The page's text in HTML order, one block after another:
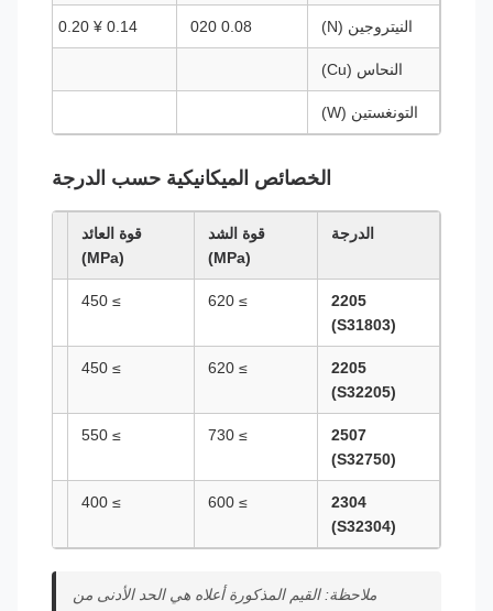
النيتروجين (N) 0.08 020
0.14 ¥ 0.20
النحاس (Cu)
التونغستين (W)
الخصائص الميكانيكية حسب الدرجة
الدرجة
قوة الشد
(MPa)
قوة العائد
(MPa)
2205
(S31803)
≥ 620
≥ 450
2205
(S32205)
≥ 620
≥ 450
2507
(S32750)
≥ 730
≥ 550
2304
(S32304)
≥ 600
≥ 400
ملاحظة: القيم المذكورة أعلاه هي الحد الأدنى من